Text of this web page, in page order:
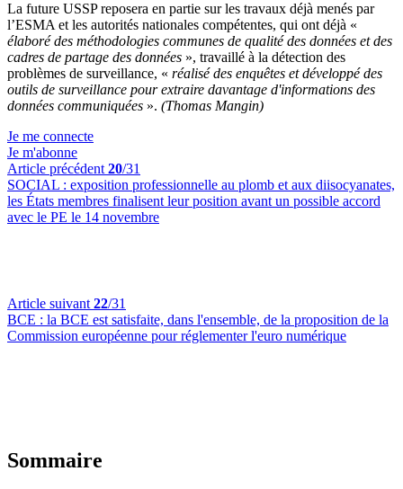
La future USSP reposera en partie sur les travaux déjà menés par
l’ESMA et les autorités nationales compétentes, qui ont déjà «
élaboré des méthodologies communes de qualité des données et des
cadres de partage des données », travaillé à la détection des
problèmes de surveillance, « réalisé des enquêtes et développé des
outils de surveillance pour extraire davantage d'informations des
données communiquées ». (Thomas Mangin)
Je me connecte
Je m'abonne
Article précédent 20/31
SOCIAL : exposition professionnelle au plomb et aux diisocyanates,
les États membres finalisent leur position avant un possible accord
avec le PE le 14 novembre
Article suivant 22/31
BCE : la BCE est satisfaite, dans l'ensemble, de la proposition de la
Commission européenne pour réglementer l'euro numérique
Sommaire